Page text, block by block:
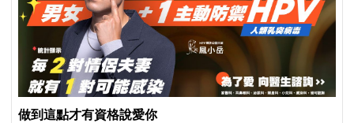
做到這點才有資格說愛你